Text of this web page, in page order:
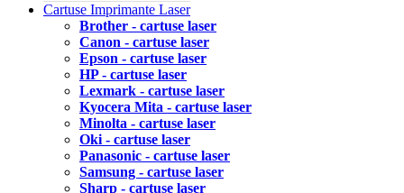
Cartuse Imprimante Laser
Brother - cartuse laser
Canon - cartuse laser
Epson - cartuse laser
HP - cartuse laser
Lexmark - cartuse laser
Kyocera Mita - cartuse laser
Minolta - cartuse laser
Oki - cartuse laser
Panasonic - cartuse laser
Samsung - cartuse laser
Sharp - cartuse laser